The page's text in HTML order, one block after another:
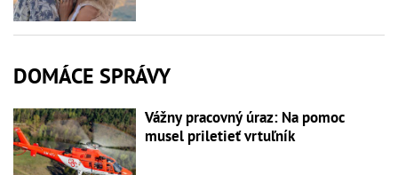
DOMÁCE SPRÁVY
Vážny pracovný úraz: Na pomoc
musel priletieť vrtuľník